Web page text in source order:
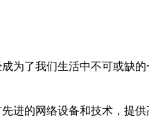
为了我们生活中不可或缺
进的网络设备和技术，提